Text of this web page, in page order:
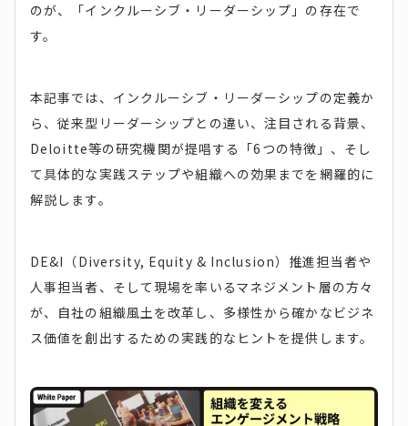
のが、「インクルーシブ・リーダーシップ」の存在で
す。
本記事では、インクルーシブ・リーダーシップの定義か
ら、従来型リーダーシップとの違い、注目される背景、
Deloitte等の研究機関が提唱する「6つの特徴」、そし
て具体的な実践ステップや組織への効果までを網羅的に
解説します。
DE&I（Diversity, Equity & Inclusion）推進担当者や
人事担当者、そして現場を率いるマネジメント層の方々
が、自社の組織風土を改革し、多様性から確かなビジネ
ス価値を創出するための実践的なヒントを提供します。